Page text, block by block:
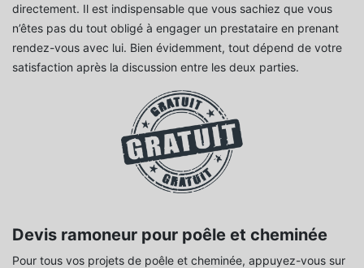
directement. Il est indispensable que vous sachiez que vous
n’êtes pas du tout obligé à engager un prestataire en prenant
rendez-vous avec lui. Bien évidemment, tout dépend de votre
satisfaction après la discussion entre les deux parties.
Devis ramoneur pour poêle et cheminée
Pour tous vos projets de poêle et cheminée, appuyez-vous sur